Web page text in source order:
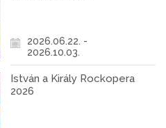
2026.06.22. -
2026.10.03.
István a Király Rockopera
2026